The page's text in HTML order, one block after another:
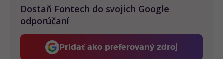
Dostaň Fontech do svojich Google
odporúčaní
Pridať ako preferovaný zdroj
Fontech, odkaz sa otvorí v